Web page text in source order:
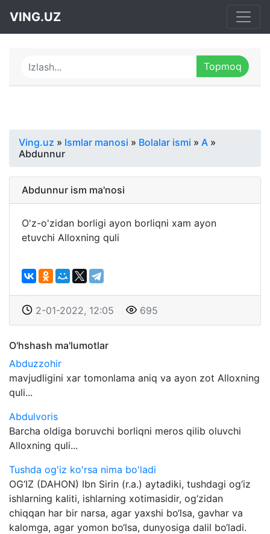
VING.UZ
Ving.uz » Ismlar manosi » Bolalar ismi » A »
Abdunnur
Abdunnur ism ma'nosi
O'z-o'zidan borligi ayon borliqni xam ayon
etuvchi Alloxning quli
2-01-2022, 12:05 695
O'hshash ma'lumotlar
Abduzzohir
mavjudligini xar tomonlama aniq va ayon zot Alloxning
quli...
Abdulvoris
Barcha oldiga boruvchi borliqni meros qilib oluvchi
Alloxning quli...
Tushda og'iz ko'rsa nima bo'ladi
OG‘IZ (DAHON) Ibn Sirin (r.a.) aytadiki, tushdagi og‘iz
ishlarning kaliti, ishlarning xotimasidir, og‘zidan
chiqqan har bir narsa, agar yaxshi bo‘lsa, gavhar va
kalomga, agar yomon bo‘lsa, dunyosiga dalil bo‘ladi.